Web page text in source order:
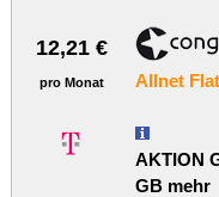
12,21 €
pro Monat Allnet
AKTION
GB mehr